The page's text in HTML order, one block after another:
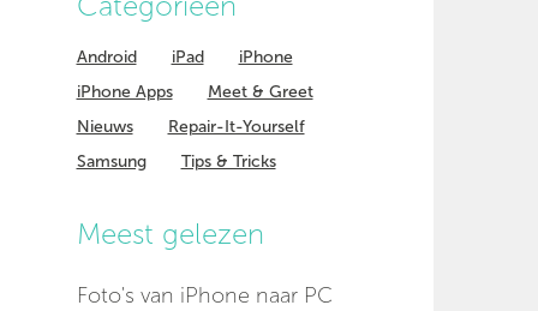
Android iPad
iPhone
iPhone Apps
Meet & Greet
Nieuws
Repair-It-Yourself
Samsung
Tips & Tricks
Meest gelezen
Foto's van iPhone naar PC